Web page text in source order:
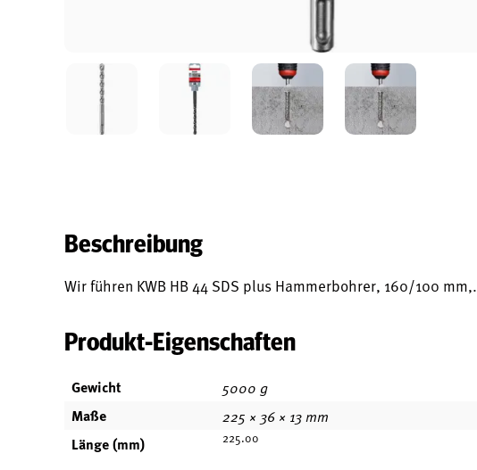
Beschreibung
Wir führen KWB HB 44 SDS plus Hammerbohrer, 160/100 mm,.
Produkt-Eigenschaften
Gewicht 5000 g
Maße 225 × 36 × 13 mm
Länge (mm) 225.00